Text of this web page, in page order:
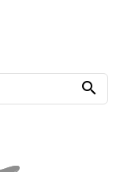
search